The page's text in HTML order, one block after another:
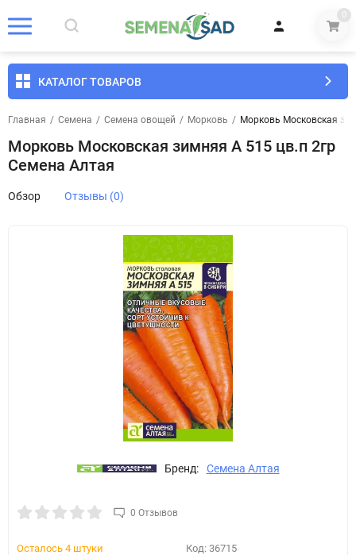
0
КАТАЛОГ ТОВАРОВ
Главная / Семена / Семена овощей / Морковь / Морковь Московская
Морковь Московская зимняя А 515 цв.п 2гр
Семена Алтая
Обзор Отзывы (0)
Бренд: Семена Алтая
0 Отзывов
Осталось 4 штуки Код: 36715